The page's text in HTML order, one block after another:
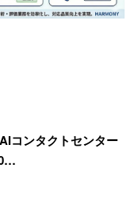
コンタクトセンター